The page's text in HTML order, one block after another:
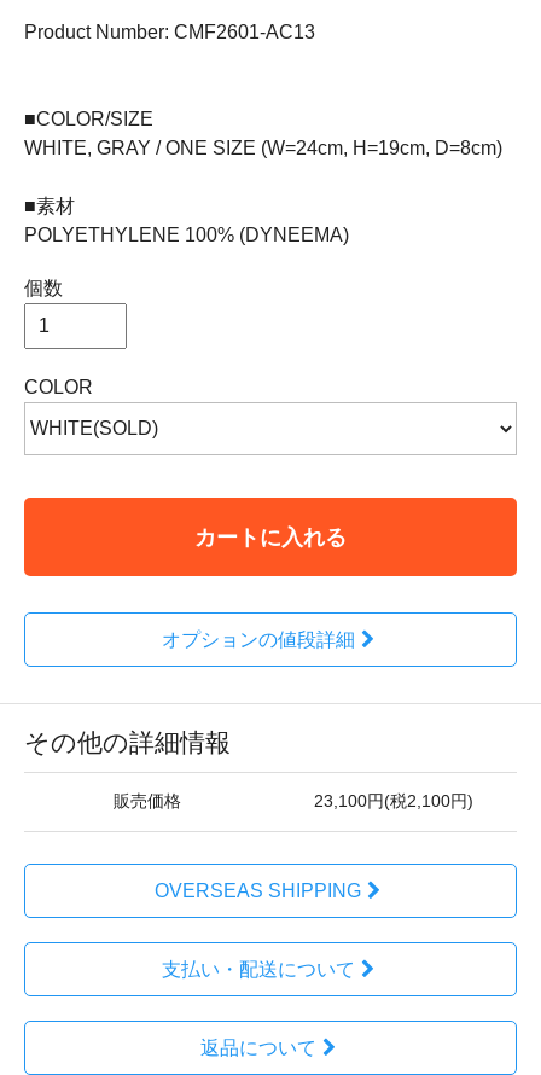
Product Number: CMF2601-AC13
■COLOR/SIZE
WHITE, GRAY / ONE SIZE (W=24cm, H=19cm, D=8cm)
■素材
POLYETHYLENE 100% (DYNEEMA)
個数
COLOR
カートに入れる
オプションの値段詳細
その他の詳細情報
販売価格 23,100円(税2,100円)
OVERSEAS SHIPPING
支払い・配送について
返品について